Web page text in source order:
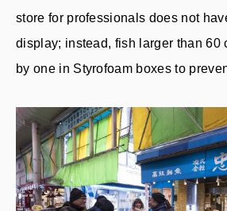
store for professionals does not
display; instead, fish larger than 60
by one in Styrofoam boxes to